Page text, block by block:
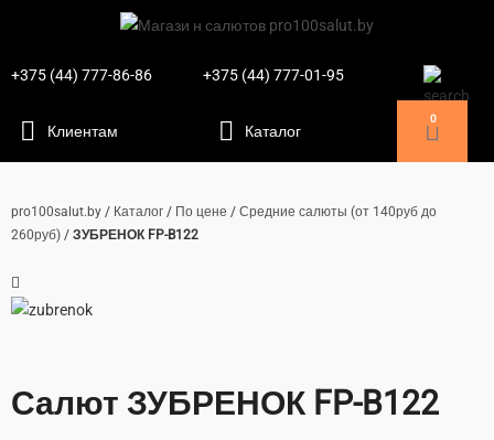
+375 (44) 777-86-86 +375 (44) 777-01-95
0
pro100salut.by / Каталог / По цене / Средние салюты (от 140руб до
260руб) / ЗУБРЕНОК FP-B122
Салют ЗУБРЕНОК FP-B122